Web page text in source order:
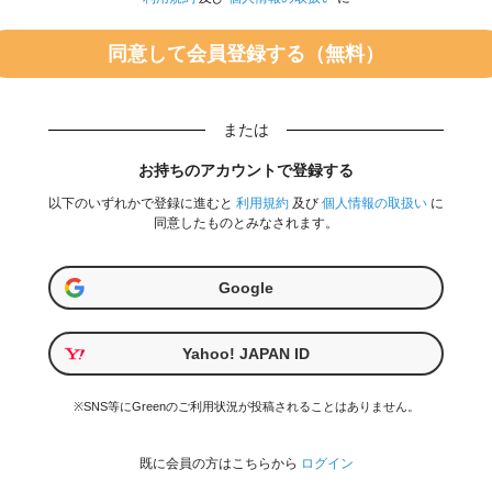
または
お持ちのアカウントで登録する
以下のいずれかで登録に進むと 利用規約 及び 個人情報の取扱い に
同意したものとみなされます。
Google
Yahoo! JAPAN ID
※SNS等にGreenのご利用状況が投稿されることはありません。
既に会員の方はこちらから ログイン